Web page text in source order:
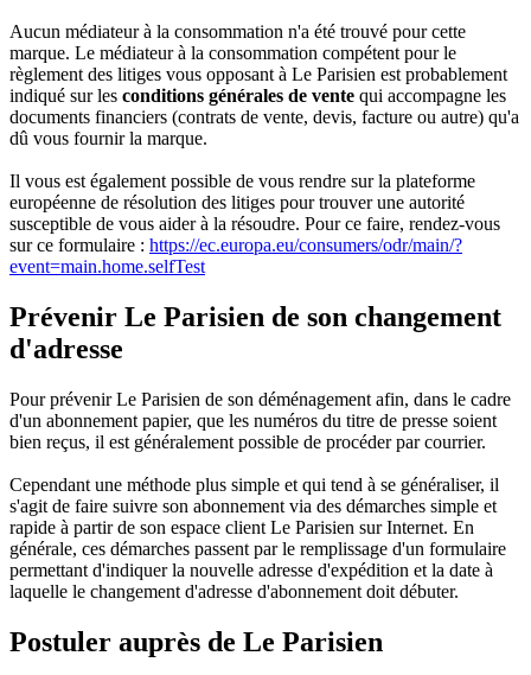
Aucun médiateur à la consommation n'a été trouvé pour cette
marque. Le médiateur à la consommation compétent pour le
règlement des litiges vous opposant à Le Parisien est probablement
indiqué sur les conditions générales de vente qui accompagne les
documents financiers (contrats de vente, devis, facture ou autre) qu'a
dû vous fournir la marque.
Il vous est également possible de vous rendre sur la plateforme
européenne de résolution des litiges pour trouver une autorité
susceptible de vous aider à la résoudre. Pour ce faire, rendez-vous
sur ce formulaire : https://ec.europa.eu/consumers/odr/main/?
event=main.home.selfTest
Prévenir Le Parisien de son changement
d'adresse
Pour prévenir Le Parisien de son déménagement afin, dans le cadre
d'un abonnement papier, que les numéros du titre de presse soient
bien reçus, il est généralement possible de procéder par courrier.
Cependant une méthode plus simple et qui tend à se généraliser, il
s'agit de faire suivre son abonnement via des démarches simple et
rapide à partir de son espace client Le Parisien sur Internet. En
générale, ces démarches passent par le remplissage d'un formulaire
permettant d'indiquer la nouvelle adresse d'expédition et la date à
laquelle le changement d'adresse d'abonnement doit débuter.
Postuler auprès de Le Parisien